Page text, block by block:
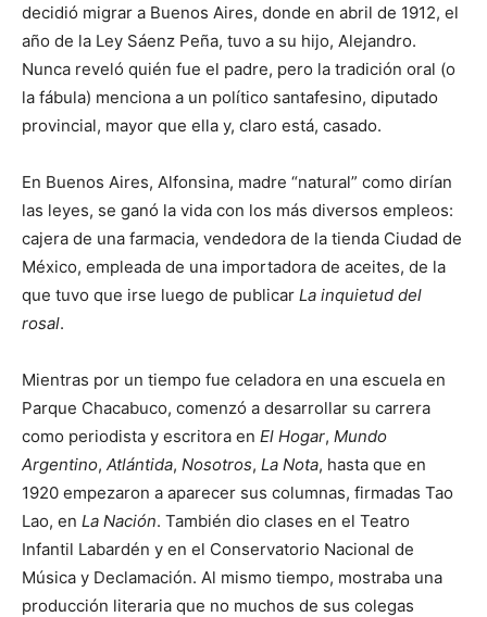
decidió migrar a Buenos Aires, donde en abril de 1912, el
año de la Ley Sáenz Peña, tuvo a su hijo, Alejandro.
Nunca reveló quién fue el padre, pero la tradición oral (o
la fábula) menciona a un político santafesino, diputado
provincial, mayor que ella y, claro está, casado.
En Buenos Aires, Alfonsina, madre “natural” como dirían
las leyes, se ganó la vida con los más diversos empleos:
cajera de una farmacia, vendedora de la tienda Ciudad de
México, empleada de una importadora de aceites, de la
que tuvo que irse luego de publicar La inquietud del
rosal.
Mientras por un tiempo fue celadora en una escuela en
Parque Chacabuco, comenzó a desarrollar su carrera
como periodista y escritora en El Hogar, Mundo
Argentino, Atlántida, Nosotros, La Nota, hasta que en
1920 empezaron a aparecer sus columnas, firmadas Tao
Lao, en La Nación. También dio clases en el Teatro
Infantil Labardén y en el Conservatorio Nacional de
Música y Declamación. Al mismo tiempo, mostraba una
producción literaria que no muchos de sus colegas